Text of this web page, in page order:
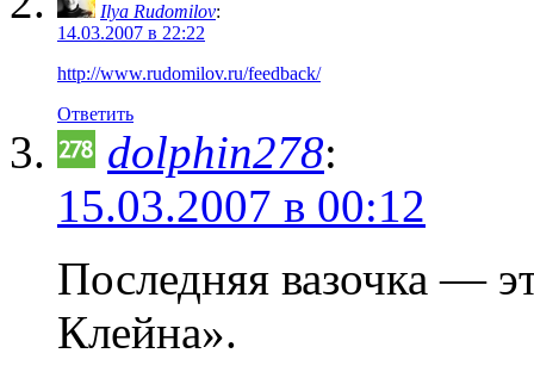
Ilya Rudomilov:
14.03.2007 в 22:22
http://www.rudomilov.ru/feedback/
Ответить
dolphin278:
15.03.2007 в 00:12
Последняя вазочка —
Клейна».